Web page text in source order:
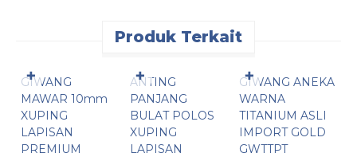
Produk Terkait
GIWANG
MAWAR 10mm
XUPING
LAPISAN
PREMIUM
✚
ANTING
PANJANG
BULAT POLOS
XUPING
LAPISAN
✚
GIWANG ANEKA
WARNA
TITANIUM ASLI
IMPORT GOLD
GWTTPT
✚